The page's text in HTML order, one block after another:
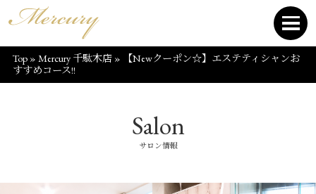
Top» Mercury 千駄木店»
【Newクーポン☆】エステティシャンお
すすめコース!!
Salon
サロン情報